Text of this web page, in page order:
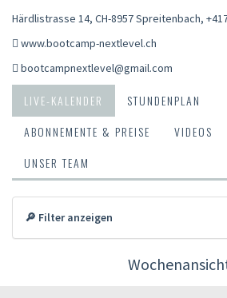
Härdlistrasse 14, CH-8957 Spreitenbach,
www.bootcamp-nextlevel.ch
bootcampnextlevel@gmail.com
LIVE-KALENDER
STUNDENPLAN
ABONNEMENTE & PREISE
VIDEOS
UNSER TEAM
🔎 Filter anzeigen